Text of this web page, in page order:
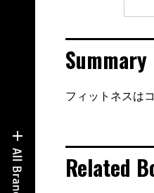
Summary
フィットネスは
Related